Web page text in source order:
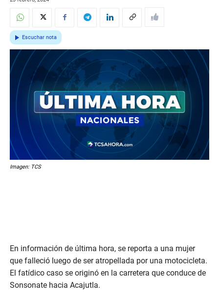
Escuchar nota
Imagen: TCS
En información de última hora, se reporta a una mujer
que falleció luego de ser atropellada por una motocicleta.
El fatídico caso se originó en la carretera que conduce de
Sonsonate hacia Acajutla.